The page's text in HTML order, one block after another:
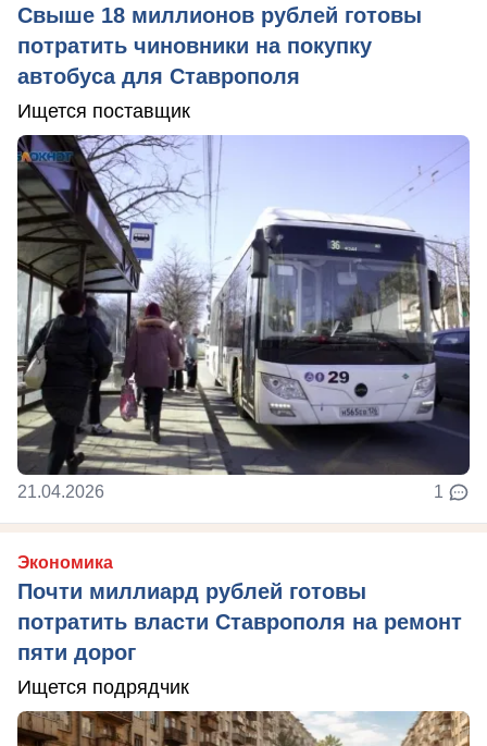
Свыше 18 миллионов рублей готовы
потратить чиновники на покупку
автобуса для Ставрополя
Ищется поставщик
21.04.2026 1
Экономика
Почти миллиард рублей готовы
потратить власти Ставрополя на ремонт
пяти дорог
Ищется подрядчик